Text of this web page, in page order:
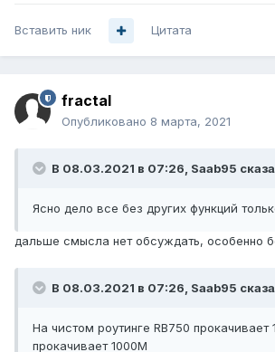
Вставить ник Цитата
fractal
Опубликовано 8 марта, 2021
В 08.03.2021 в 07:26, Saab95
Ясно дело все без других функций
дальше смысла нет обсуждать, особенно
В 08.03.2021 в 07:26, Saab95
На чистом роутинге RB750 прокачивает
прокачивает 1000М